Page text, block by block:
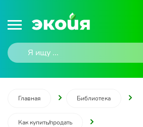
Главная Библиотека
Как купить/продать